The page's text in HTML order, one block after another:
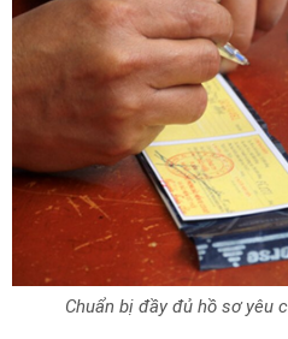
Chuẩn bị đầy đủ hồ sơ yêu